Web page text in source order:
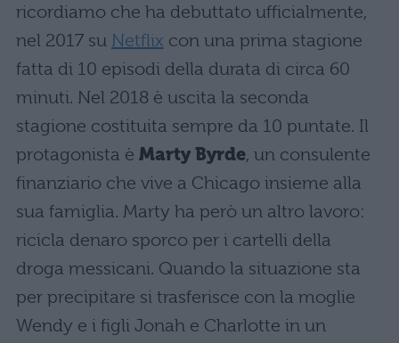
ricordiamo che ha debuttato ufficialmente,
nel 2017 su Netflix con una prima stagione
fatta di 10 episodi della durata di circa 60
minuti. Nel 2018 è uscita la seconda
stagione costituita sempre da 10 puntate. Il
protagonista è Marty Byrde, un consulente
finanziario che vive a Chicago insieme alla
sua famiglia. Marty ha però un altro lavoro:
ricicla denaro sporco per i cartelli della
droga messicani. Quando la situazione sta
per precipitare si trasferisce con la moglie
Wendy e i figli Jonah e Charlotte in un